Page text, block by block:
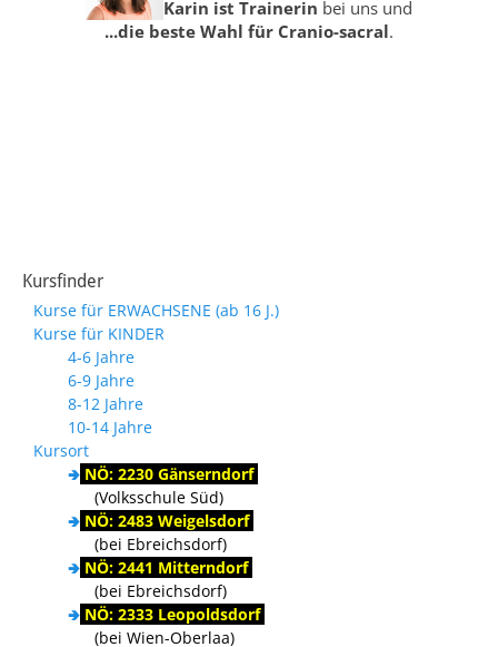
Karin ist Trainerin bei uns und
...die beste Wahl für Cranio-sacral.
Kursfinder
Kurse für ERWACHSENE (ab 16 J.)
Kurse für KINDER
4-6 Jahre
6-9 Jahre
8-12 Jahre
10-14 Jahre
Kursort
🢂 NÖ: 2230 Gänserndorf
(Volksschule Süd)
🢂 NÖ: 2483 Weigelsdorf
(bei Ebreichsdorf)
🢂 NÖ: 2441 Mitterndorf
(bei Ebreichsdorf)
🢂 NÖ: 2333 Leopoldsdorf
(bei Wien-Oberlaa)